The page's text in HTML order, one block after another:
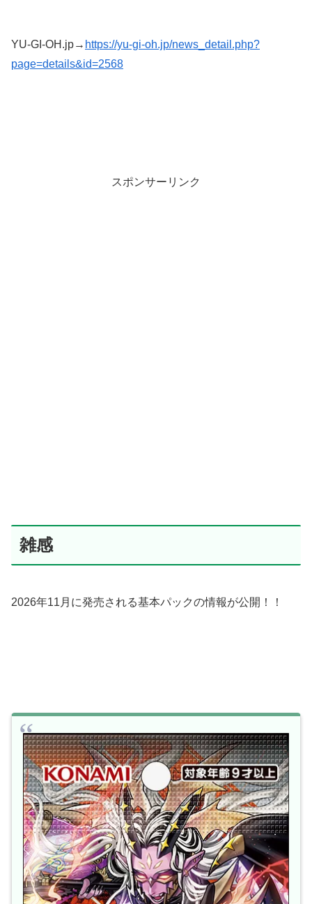
YU-GI-OH.jp→ https://yu-gi-oh.jp/news_detail.php?
page=details&id=2568
スポンサーリンク
雑感
2026年11月に発売される基本パックの情報が公開！！